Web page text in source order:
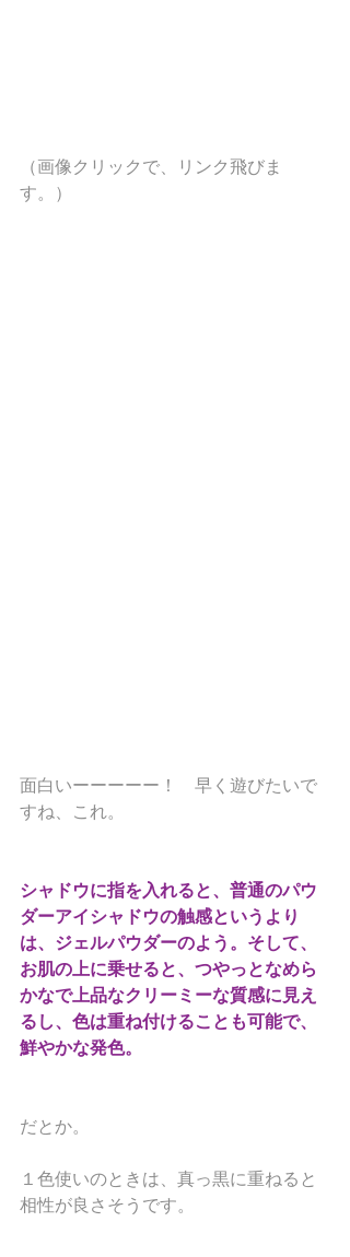
（画像クリックで、リンク飛びま
す。）
面白いーーーーー！　早く遊びたいで
すね、これ。
シャドウに指を入れると、普通のパウ
ダーアイシャドウの触感というより
は、ジェルパウダーのよう。そして、
お肌の上に乗せると、つやっとなめら
かなで上品なクリーミーな質感に見え
るし、色は重ね付けることも可能で、
鮮やかな発色。
だとか。
１色使いのときは、真っ黒に重ねると
相性が良さそうです。